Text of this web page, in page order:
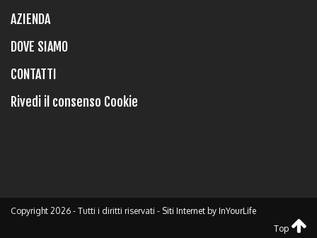
AZIENDA
DOVE SIAMO
CONTATTI
Rivedi il consenso Cookie
Copyright 2026 - Tutti i diritti riservati - Siti Internet by InYourLife
Top